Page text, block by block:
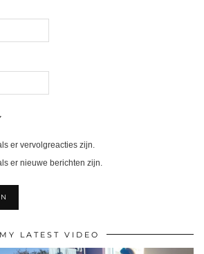
er vervolgreacties zijn.
er nieuwe berichten zijn.
MY LATEST VIDEO